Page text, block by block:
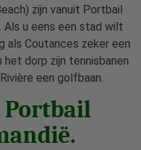
zijn vanuit Portbail
Als u eens een stad wilt
als Coutances zeker een
het dorp zijn tennisbanen
een golfbaan.